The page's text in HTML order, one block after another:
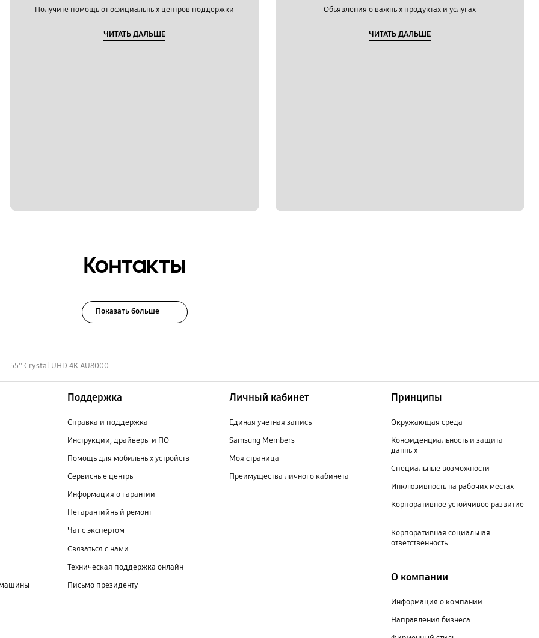
Получите помощь от официальных центров поддержки
ЧИТАТЬ ДАЛЬШЕ
Обьявления о важных продуктах и услугах
ЧИТАТЬ ДАЛЬШЕ
Контакты
Показать больше
55'' Crystal UHD 4K AU8000
Поддержка
Справка и поддержка
Инструкции, драйверы и ПО
Помощь для мобильных устройств
Сервисные центры
Информация о гарантии
Негарантийный ремонт
Чат с экспертом
Связаться с нами
Техническая поддержка онлайн
Письмо президенту
Личный кабинет
Единая учетная запись
Samsung Members
Моя страница
Преимущества личного кабинета
Принципы
Окружающая среда
Конфиденциальность и защита
данных
Специальные возможности
Инклюзивность на рабочих местах
Корпоративное устойчивое развитие
Корпоративная социальная
ответственность
О компании
Информация о компании
Направления бизнеса